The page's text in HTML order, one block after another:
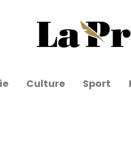
Culture Sport